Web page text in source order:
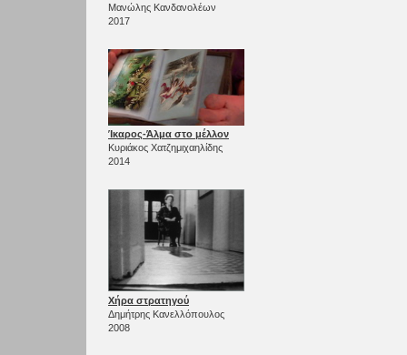
Μανώλης Κανδανολέων
2017
Ίκαρος-Άλμα στο μέλλον
Κυριάκος Χατζημιχαηλίδης
2014
Χήρα στρατηγού
Δημήτρης Κανελλόπουλος
2008